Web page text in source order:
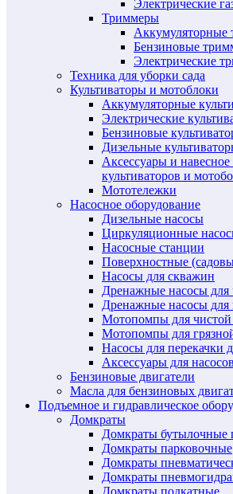
Электрические
Триммеры
Аккумуляторные
Бензиновые
Электрические
Техника для уборки сада
Культиваторы и мотоблоки
Аккумуляторные
Электрические
Бензиновые
Дизельные
Аксессуары и
культиваторов и
Мототележки
Насосное оборудование
Дизельные насосы
Циркуляционные
Насосные станции
Поверхностные
Насосы для скважин
Дренажные насосы для
Дренажные насосы для
Мотопомпы для
Мотопомпы для
Насосы для перекачки
Аксессуары для
Бензиновые двигатели
Масла для бензиновых
Подъемное и гидравлическое
Домкраты
Домкраты бутылочные
Домкраты парковочные
Домкраты
Домкраты
Домкраты подкатные